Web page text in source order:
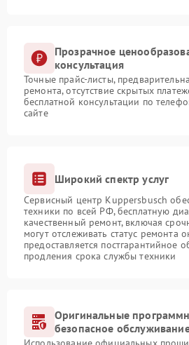
Прозрачное
консультация
Точные прайс-листы,
ремонта, отсутствие скрытых
бесплатной консультации по
сайте
Широкий спектр услуг
Сервисный центр Kuppersbusch
техники по всей РФ, бесплатную
качественный ремонт, включая
могут отслеживать статус ремонта
предоставляется постгарантийное
продления срока службы техники
Оригинальные
безопасное